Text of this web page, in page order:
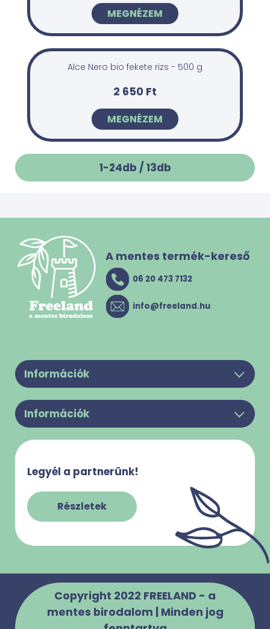
MEGNÉZEM
Alce Nero bio fekete rizs - 500 g
2 650 Ft
MEGNÉZEM
1-24db / 13db
A mentes termék-kereső
06 20 473 7132
info@freeland.hu
Információk
Felhasználási feltételek
Adatkezelési Tájékoztató
Impresszum
Szabályzatok
Információk
Gy.I.K.
Legyél a partnerünk!
Részletek
Copyright 2022 FREELAND - a
mentes birodalom | Minden jog